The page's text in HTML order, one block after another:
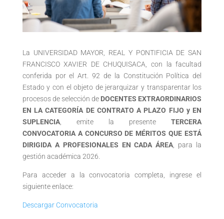
La UNIVERSIDAD MAYOR, REAL Y PONTIFICIA DE SAN
FRANCISCO XAVIER DE CHUQUISACA, con la facultad
conferida por el Art. 92 de la Constitución Política del
Estado y con el objeto de jerarquizar y transparentar los
procesos de selección de DOCENTES EXTRAORDINARIOS
EN LA CATEGORÍA DE CONTRATO A PLAZO FIJO y EN
SUPLENCIA, emite la presenteTERCERA
CONVOCATORIA A CONCURSO DE MÉRITOS QUE ESTÁ
DIRIGIDA A PROFESIONALES EN CADA ÁREA , para la
gestión académica 2026.
Para acceder a la convocatoria completa, ingrese el
siguiente enlace:
Descargar Convocatoria